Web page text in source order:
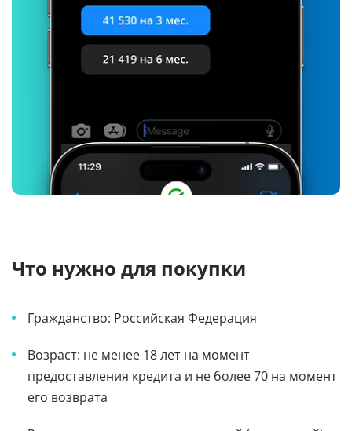
Что нужно для покупки
Гражданство: Российская Федерация
Возраст: не менее 18 лет на момент
предоставления кредита и не более 70 на момент
его возврата